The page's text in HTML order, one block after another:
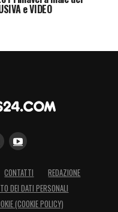
e VIDEO
CONTATTI
REDAZIONE
DEI DATI PERSONALI
(COOKIE POLICY)